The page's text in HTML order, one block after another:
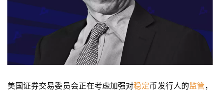
美国证券交易委员会正在考虑加强对稳定币发行人的监管，